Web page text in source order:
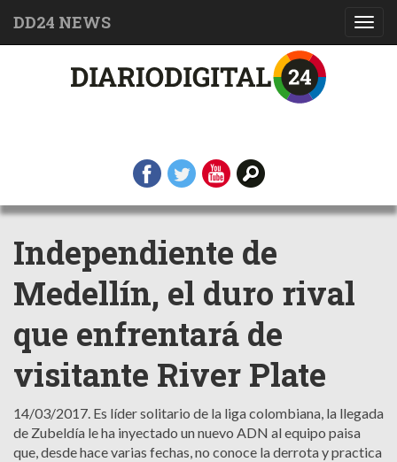
DD24 NEWS
Independiente de
Medellín, el duro rival
que enfrentará de
visitante River Plate
14/03/2017. Es líder solitario de la liga colombiana, la llegada
de Zubeldía le ha inyectado un nuevo ADN al equipo paisa
que, desde hace varias fechas, no conoce la derrota y practica